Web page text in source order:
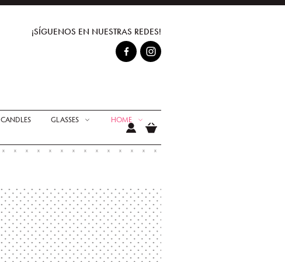
¡SÍGUENOS EN NUESTRAS REDES!
CANDLES GLASSES
HOME